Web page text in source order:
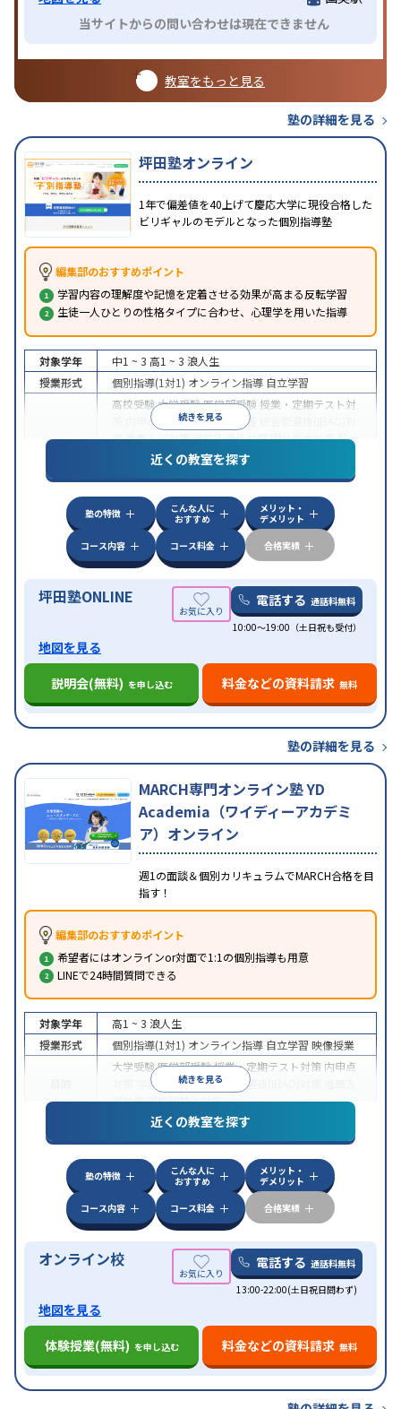
当サイトからの問い合わせは現在できません
教室をもっと見る
塾の詳細を見る
坪田塾オンライン
1年で偏差値を40上げて慶応大学に現役合格した
ビリギャルのモデルとなった個別指導塾
編集部のおすすめポイント
学習内容の理解度や記憶を定着させる効果が高まる反転学習
生徒一人ひとりの性格タイプに合わせ、心理学を用いた指導
続きを見る
対象学年 中1 ~ 3 高1 ~ 3 浪人生
授業形式
個別指導(1対1) オンライン指導 自立学習
高校受験大学受験医学部受験 授業・定期テスト対
内申点対策学習習慣の定着
策推薦入試対策学校別特化対策国公立大対策私大
共通テスト対策英検(英語検定)対策
その
特徴
中高一貫校生に対応授業の振替可能 不登校生に対
学習にPC・タブレットを利用オンライン対応
科目から受講可能季節講習のみの受講可発達障害
の子どもに対応
近くの教室を探す
塾の特徴
こんな人に
おすすめ
メリット・
デメリット
コース内容
コース料金 合格実績
坪田塾ONLINE 電話する 通話料無料
10:00～19:00（土日祝も受付）
地図を見る
説明会(無料) を申し込む 料金などの資料請求 無料
塾の詳細を見る
MARCH専門オンライン塾 YD
Academia（ワイディーアカデミ
ア）オンライン
週1の面談＆個別カリキュラムでMARCH合格を目
指す！
編集部のおすすめポイント
希望者にはオンラインor対面で1:1の個別指導も用意
LINEで24時間質問できる
続きを見る
対象学年 高1 ~ 3 浪人生
授業形式
個別指導(1対1) オンライン指導 自立学習 映像授業
大学受験医学部受験授業・定期テスト対策 内申点
学習習慣の定着 総合型選抜(旧AO)対策
試対策学校別特化対策
特徴
中高一貫校生に対応授業の振替可能
学習にPC・タブレットを利用オンライン対応1
科目から受講可能
近くの教室を探す
塾の特徴
こんな人に
おすすめ
メリット・
デメリット
コース内容
コース料金 合格実績
オンライン校 電話する 通話料無料
13:00-22:00(土日祝日問わず)
地図を見る
体験授業(無料) を申し込む 料金などの資料請求 無料